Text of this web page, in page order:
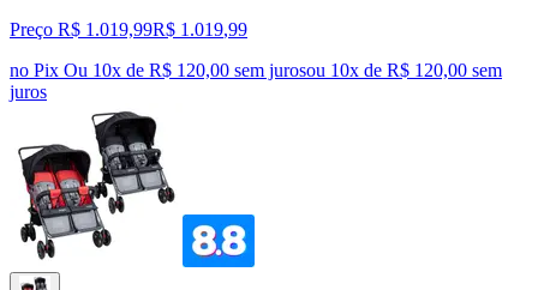
Preço R$ 1.019,99R$ 1.019,99
no Pix Ou 10x de R$ 120,00 sem jurosou 10x de R$ 120,00 sem
juros